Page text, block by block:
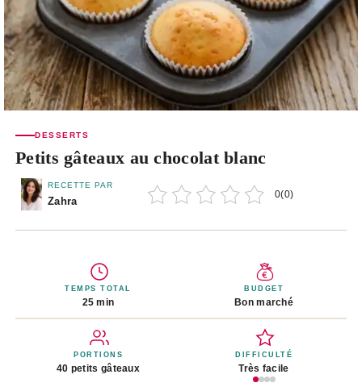
DESSERTS
Petits gâteaux au chocolat blanc
RECETTE PAR
Zahra
0(0)
TEMPS TOTAL
25 min
BUDGET
Bon marché
PORTIONS
40 petits gâteaux
DIFFICULTÉ
Très facile